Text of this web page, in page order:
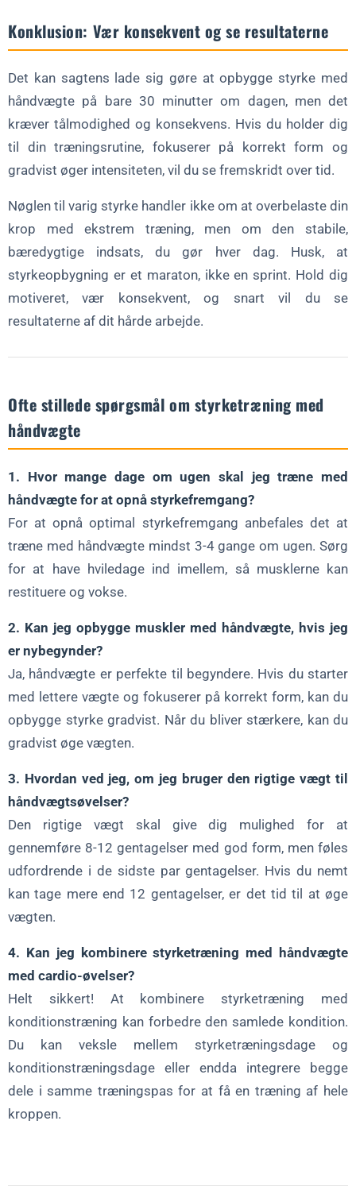
Konklusion: Vær konsekvent og se resultaterne
Det kan sagtens lade sig gøre at opbygge styrke med
håndvægte på bare 30 minutter om dagen, men det
kræver tålmodighed og konsekvens. Hvis du holder dig
til din træningsrutine, fokuserer på korrekt form og
gradvist øger intensiteten, vil du se fremskridt over tid.
Nøglen til varig styrke handler ikke om at overbelaste din
krop med ekstrem træning, men om den stabile,
bæredygtige indsats, du gør hver dag. Husk, at
styrkeopbygning er et maraton, ikke en sprint. Hold dig
motiveret, vær konsekvent, og snart vil du se
resultaterne af dit hårde arbejde.
Ofte stillede spørgsmål om styrketræning med
håndvægte
1. Hvor mange dage om ugen skal jeg træne med
håndvægte for at opnå styrkefremgang?
For at opnå optimal styrkefremgang anbefales det at
træne med håndvægte mindst 3-4 gange om ugen. Sørg
for at have hviledage ind imellem, så musklerne kan
restituere og vokse.
2. Kan jeg opbygge muskler med håndvægte, hvis jeg
er nybegynder?
Ja, håndvægte er perfekte til begyndere. Hvis du starter
med lettere vægte og fokuserer på korrekt form, kan du
opbygge styrke gradvist. Når du bliver stærkere, kan du
gradvist øge vægten.
3. Hvordan ved jeg, om jeg bruger den rigtige vægt til
håndvægtsøvelser?
Den rigtige vægt skal give dig mulighed for at
gennemføre 8-12 gentagelser med god form, men føles
udfordrende i de sidste par gentagelser. Hvis du nemt
kan tage mere end 12 gentagelser, er det tid til at øge
vægten.
4. Kan jeg kombinere styrketræning med håndvægte
med cardio-øvelser?
Helt sikkert! At kombinere styrketræning med
konditionstræning kan forbedre den samlede kondition.
Du kan veksle mellem styrketræningsdage og
konditionstræningsdage eller endda integrere begge
dele i samme træningspas for at få en træning af hele
kroppen.